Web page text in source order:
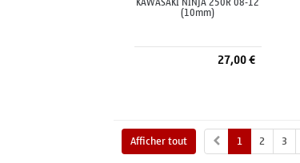
(10mm)
27,00 €
Afficher tout 1 2 3